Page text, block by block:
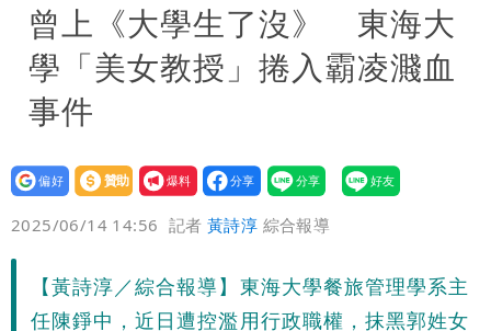
曾上《大學生了沒》 東海大
學「美女教授」捲入霸凌濺血
事件
設為
贊助
我要
爆料
2025/06/14 14:56 記者黃詩淳 綜合報導
【黃詩淳／綜合報導】東海大學餐旅管理學系主
任陳錚中，近日遭控濫用行政職權，抹黑郭姓女